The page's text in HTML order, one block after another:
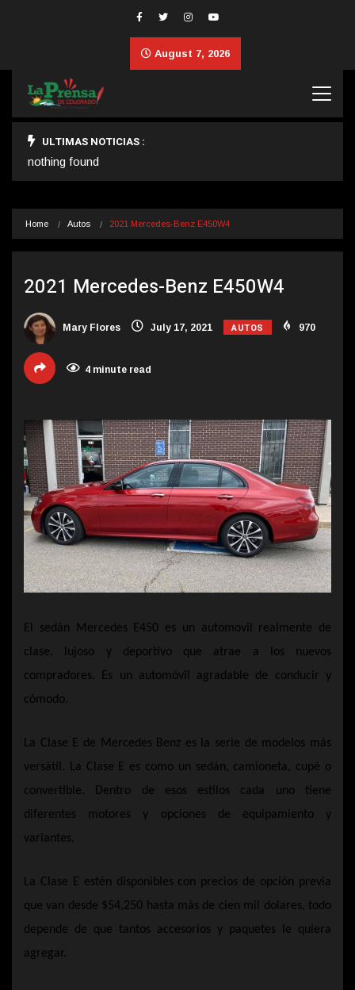
August 7, 2026
ULTIMAS NOTICIAS :
nothing found
Home Autos 2021 Mercedes-Benz E450W4
2021 Mercedes-Benz E450W4
Mary Flores July 17, 2021 AUTOS 970
4 minute read
El sedán Mercedes E450 es un automovil realmente de
clase, lujoso y deportivo que atrae a los nuevos
compradores. Es un automóvil agradable de conducir y
cómodo.
La Clase E de Mercedes Benz es la serie de modelos más
versátil. La Clase E es como un sedán, camioneta, cupé o
convertible. Dentro de esos estilos cada uno tiene
diferentes motores y opciones de equipamiento y
variantes.
La Clase E estén disponibles con precios de opción previa
que van desde $54,250 hasta más de cien mil dolares, todo
depende de que tantos accesorios y paquetes le quiera
agregar.